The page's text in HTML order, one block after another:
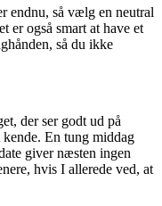
endnu, så vælg en neutral
er også smart at have et
så du ikke
der ser godt ud på
En tung middag
giver næsten ingen
hvis I allerede ved, at